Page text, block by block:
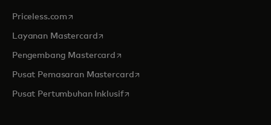
Priceless.com opens in a new tab
Layanan Mastercardopens in a new tab
Pengembang Mastercard opens in a new tab
Pusat Pemasaran Mastercardopens in a new tab
Pusat Pertumbuhan Inklusifopens in a new tab